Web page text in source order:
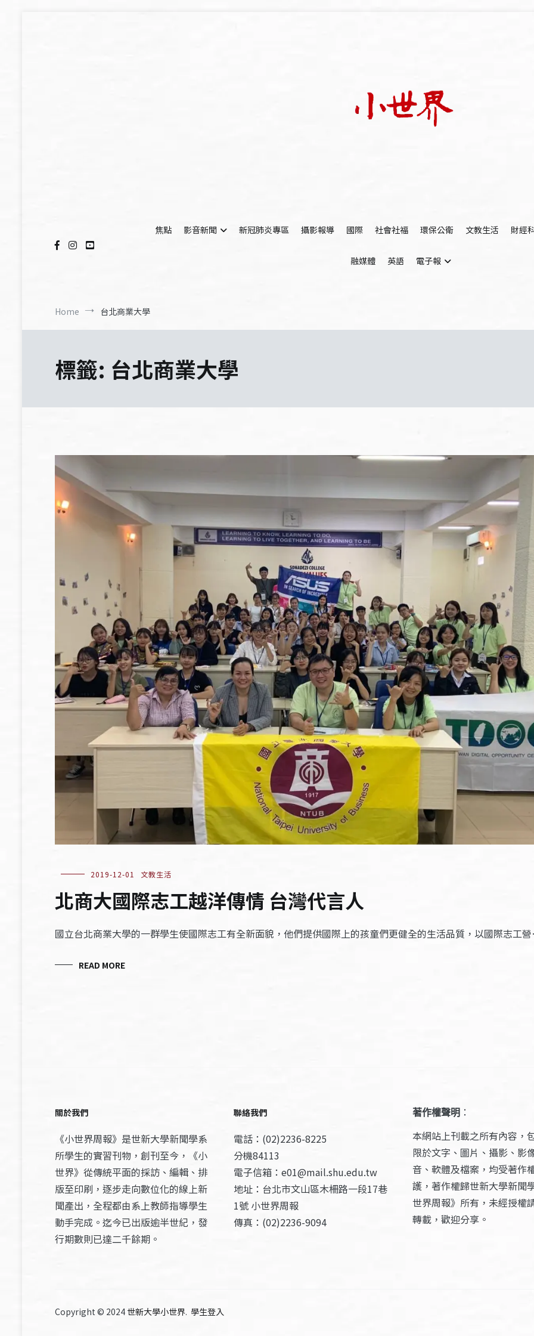
焦點
影音新聞 新冠肺炎專區 攝影報導 國際 社會社福 環保公衛 文教生活 財經
融媒體 英語 電子報
Home 台北商業大學
標籤: 台北商業大學
2019-12-01 文教生活
北商大國際志工越洋傳情 台灣代言人
國立台北商業大學的一群學生使國際志工有全新面貌，他們提供國際上的孩童們更健全的生活品質，以國際志工
READ MORE
關於我們
《小世界周報》是世新大學新聞學系
所學生的實習刊物，創刊至今，《小
世界》從傳統平面的採訪、編輯、排
版至印刷，逐步走向數位化的線上新
聞產出，全程都由系上教師指導學生
動手完成。迄今已出版逾半世紀，發
行期數則已達二千餘期。
聯絡我們
電話：(02)2236-8225
分機84113
電子信箱：e01@mail.shu.edu.tw
地址：台北市文山區木柵路一段17巷
1號 小世界周報
傳真：(02)2236-9094
著作權聲明 ：
本網站上刊載之所有內容，
限於文字、圖片、攝影、影
音、軟體及檔案，均受著作
護，著作權歸世新大學新聞
世界周報》所有，未經授權
轉載，歡迎分享。
Copyright © 2024 世新大學小世界. 學生登入